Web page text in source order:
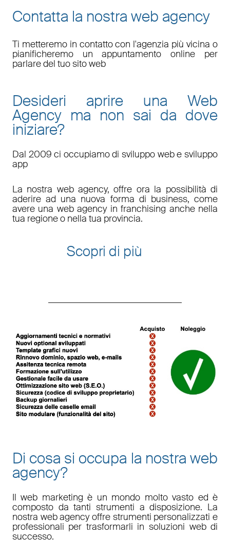
Contatta la nostra web agency
Ti metteremo in contatto con l'agenzia più vicina o
pianificheremo un appuntamento online per
parlare del tuo sito web
Desideri aprire una Web
Agency ma non sai da dove
iniziare?
Dal 2009 ci occupiamo di sviluppo web e sviluppo
app
La nostra web agency, offre ora la possibilità di
aderire ad una nuova forma di business, come
avere una web agency in franchising anche nella
tua regione o nella tua provincia.
Scopri di più
Di cosa si occupa la nostra web
agency?
Ilweb marketing è un mondo molto vasto ed è
composto da tanti strumenti a disposizione. La
nostra web agencyoffre strumenti personalizzati e
professionali per trasformarli in soluzioni web di
successo.